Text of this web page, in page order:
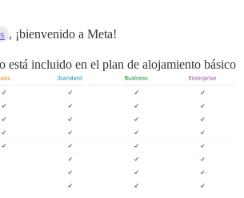
, ¡bienvenido a Meta!
está incluido en el plan de alojamiento básico